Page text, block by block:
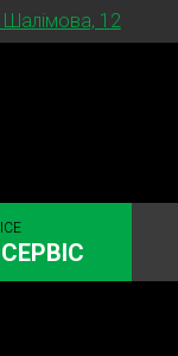
Шалімова, 12